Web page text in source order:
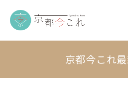
京都今これ